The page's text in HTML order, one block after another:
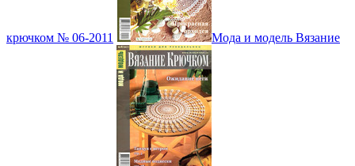
крючком № 06-2011 Мода и модель Вязание